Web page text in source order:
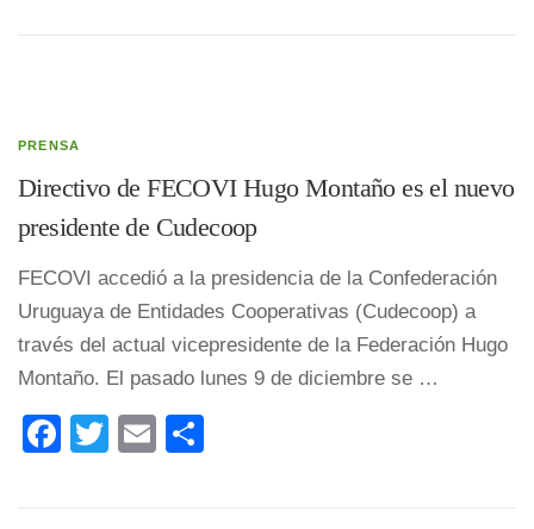
PRENSA
Directivo de FECOVI Hugo Montaño es el nuevo
presidente de Cudecoop
FECOVI accedió a la presidencia de la Confederación
Uruguaya de Entidades Cooperativas (Cudecoop) a
través del actual vicepresidente de la Federación Hugo
Montaño. El pasado lunes 9 de diciembre se …
Facebook
TwitterEmail